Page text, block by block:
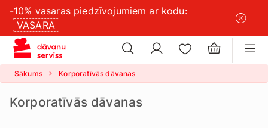
-10% vasaras piedzīvojumiem ar kodu:
VASARA
×
Sākums Korporatīvās dāvanas
Korporatīvās dāvanas
iestatījumus
×